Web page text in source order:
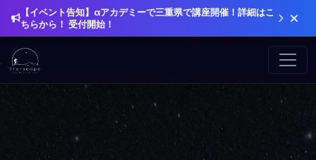
【イベント告知】αアカデミーで三重県で講座開催！詳細はこ
ちらから！ 受付開始！